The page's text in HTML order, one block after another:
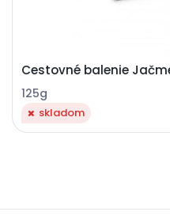
Cestovné balenie
125g
skladom